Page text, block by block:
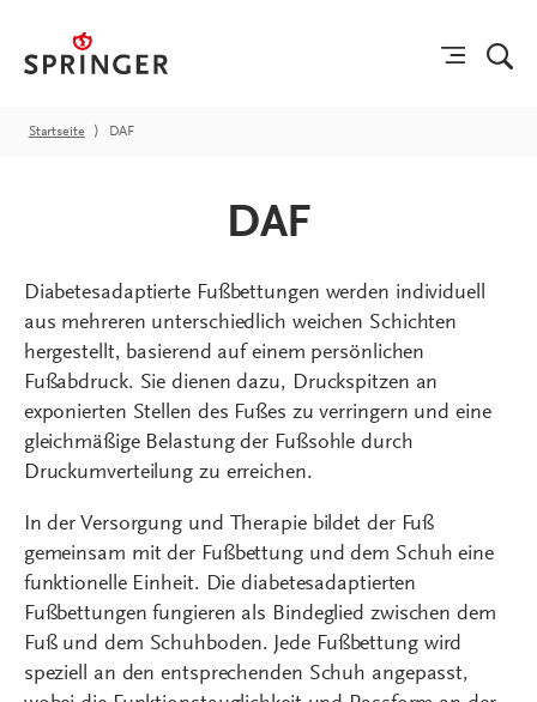
Startseite ⟩ DAF
DAF
Diabetesadaptierte Fußbettungen werden individuell
aus mehreren unterschiedlich weichen Schichten
hergestellt, basierend auf einem persönlichen
Fußabdruck. Sie dienen dazu, Druckspitzen an
exponierten Stellen des Fußes zu verringern und eine
gleichmäßige Belastung der Fußsohle durch
Druckumverteilung zu erreichen.
In der Versorgung und Therapie bildet der Fuß
gemeinsam mit der Fußbettung und dem Schuh eine
funktionelle Einheit. Die diabetesadaptierten
Fußbettungen fungieren als Bindeglied zwischen dem
Fuß und dem Schuhboden. Jede Fußbettung wird
speziell an den entsprechenden Schuh angepasst,